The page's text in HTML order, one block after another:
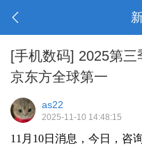
[手机数码] 2025第三
京东方全球第一
as22
2025-11-10 14:48:15
11月10日消息，今日，咨